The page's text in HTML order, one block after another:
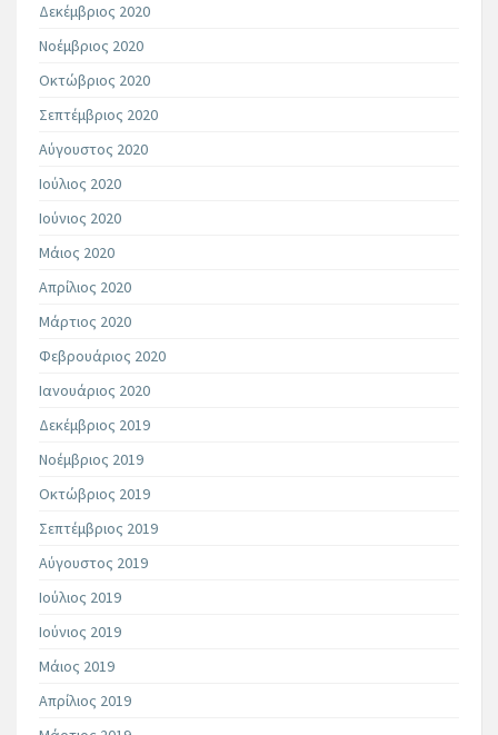
Δεκέμβριος 2020
Νοέμβριος 2020
Οκτώβριος 2020
Σεπτέμβριος 2020
Αύγουστος 2020
Ιούλιος 2020
Ιούνιος 2020
Μάιος 2020
Απρίλιος 2020
Μάρτιος 2020
Φεβρουάριος 2020
Ιανουάριος 2020
Δεκέμβριος 2019
Νοέμβριος 2019
Οκτώβριος 2019
Σεπτέμβριος 2019
Αύγουστος 2019
Ιούλιος 2019
Ιούνιος 2019
Μάιος 2019
Απρίλιος 2019